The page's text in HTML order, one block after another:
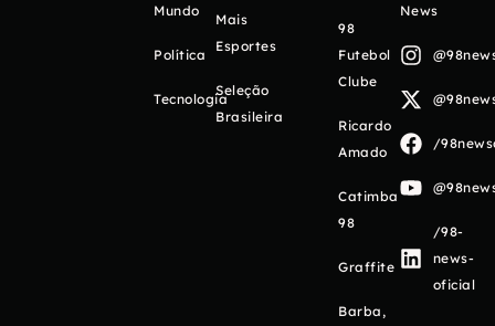
Mundo
Política
Tecnologia
Mais
Esportes
Seleção
Brasileira
98
Futebol
Clube
Ricardo
Amado
Catimba
98
Graffite
Barba,
News
/
/98-
news-
oficial